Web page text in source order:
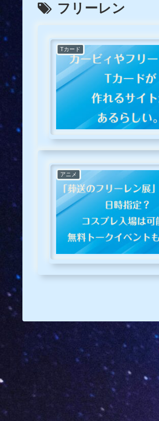
フリーレン
Tカード
アニメ